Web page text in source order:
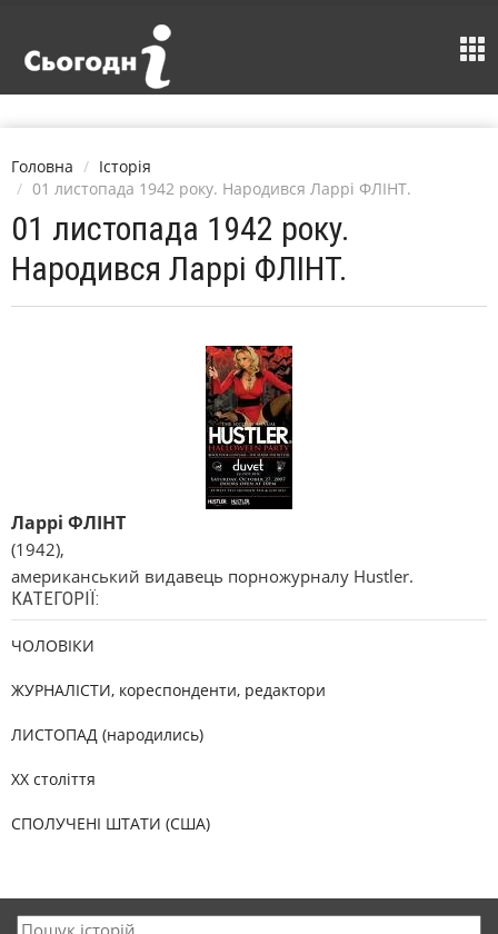
Головна
Історія
01 листопада 1942 року. Народився Ларрі ФЛІНТ.
01 листопада 1942 року.
Народився Ларрі ФЛІНТ.
Ларрі ФЛІНТ
(1942),
американський видавець порножурналу Hustler.
КАТЕГОРІЇ:
ЧОЛОВІКИ
ЖУРНАЛІСТИ, кореспонденти, редактори
ЛИСТОПАД (народились)
XX століття
СПОЛУЧЕНІ ШТАТИ (США)